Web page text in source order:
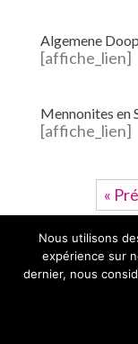
Algemene
[affiche_lien]
Mennonites en
[affiche_lien]
«
Nous utilisons
expérience sur
dernier, nous